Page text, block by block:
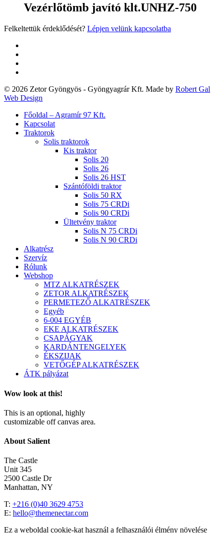
Vezérlőtömb javító klt.UNHZ-750
Felkeltettük érdeklődését? Lépjen velünk kapcsolatba
© 2026 Zetor Gyöngyös - Gyöngyagrár Kft. Made by Robert Gal
Web Design
Close
Menu
Főoldal – Agramír 97 Kft.
Kapcsolat
Traktorok
Solis traktorok
Kis traktor
Solis 20
Solis 26
Solis 26 HST
Szántóföldi traktor
Solis 50 RX
Solis 75 CRDi
Solis 90 CRDi
Ültetvény traktor
Solis N 75 CRDi
Solis N 90 CRDi
Alkatrész
Szervíz
Rólunk
Webshop
MTZ ALKATRÉSZEK
ZETOR ALKATRÉSZEK
PERMETEZŐ ALKATRÉSZEK
Egyéb
6-004 EGYÉB
EKE ALKATRÉSZEK
CSAPÁGYAK
KARDÁNTENGELYEK
ÉKSZIJAK
VETŐGÉP ALKATRÉSZEK
ÁTK pályázat
Wow look at this!
This is an optional, highly
customizable off canvas area.
About Salient
The Castle
Unit 345
2500 Castle Dr
Manhattan, NY
T: +216 (0)40 3629 4753
E: hello@themenectar.com
Ez a weboldal cookie-kat használ a felhasználói élmény növelése